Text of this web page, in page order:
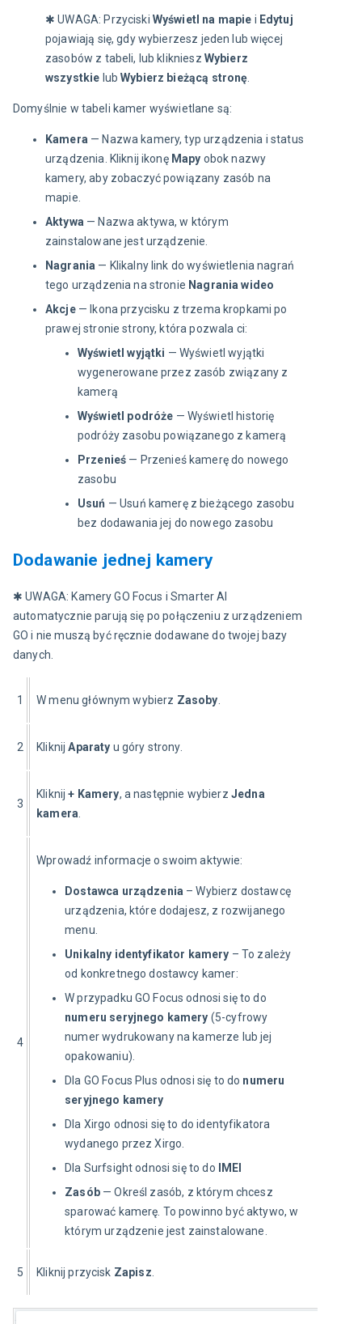
✱ UWAGA: Przyciski Wyświetl na mapie i Edytuj
pojawiają się, gdy wybierzesz jeden lub więcej
zasobów z tabeli, lub klikniesz Wybierz
wszystkie lub Wybierz bieżącą stronę.
Domyślnie w tabeli kamer wyświetlane są:
Kamera — Nazwa kamery, typ urządzenia i status
urządzenia. Kliknij ikonę Mapy obok nazwy
kamery, aby zobaczyć powiązany zasób na
mapie.
Aktywa— Nazwa aktywa, w którym
zainstalowane jest urządzenie.
Nagrania — Klikalny link do wyświetlenia nagrań
tego urządzenia na stronie Nagrania wideo
Akcje— Ikona przycisku z trzema kropkami po
prawej stronie strony, która pozwala ci:
Wyświetl wyjątki — Wyświetl wyjątki
wygenerowane przez zasób związany z
kamerą
Wyświetl podróże — Wyświetl historię
podróży zasobu powiązanego z kamerą
Przenieś — Przenieś kamerę do nowego
zasobu
Usuń — Usuń kamerę z bieżącego zasobu
bez dodawania jej do nowego zasobu
Dodawanie jednej kamery
✱ UWAGA: Kamery GO Focus i Smarter AI
automatycznie parują się po połączeniu z urządzeniem
GO i nie muszą być ręcznie dodawane do twojej bazy
danych.
1 W menu głównym wybierz Zasoby
2 Kliknij Aparaty u góry strony.
3
Kliknij + Kamery, a następnie wybierz Jedna
kamera
4
Wprowadź informacje o swoim aktywie:
Dostawca urządzenia – Wybierz dostawcę
urządzenia, które dodajesz, z rozwijanego
menu.
Unikalny identyfikator kamery – To zależy
od konkretnego dostawcy kamer:
W przypadku GO Focus odnosi się to do
numeru seryjnego kamery (5-cyfrowy
numer wydrukowany na kamerze lub jej
opakowaniu).
Dla GO Focus Plus odnosi się to do numeru
seryjnego kamery
Dla Xirgo odnosi się to do identyfikatora
wydanego przez Xirgo.
Dla Surfsight odnosi się to do
IMEI
Zasób— Określ zasób, z którym chcesz
sparować kamerę. To powinno być aktywo, w
którym urządzenie jest zainstalowane.
5 Kliknij przycisk Zapisz